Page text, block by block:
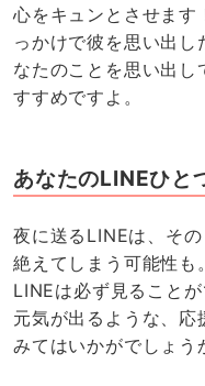
心をキュンとさせます
っかけで彼を思い出
なたのことを思い出
すすめですよ。
あなたのLINEひ
夜に送るLINEは、そ
絶えてしまう可能性も
LINEは必ず見ること
元気が出るような、応
みてはいかがでしょう